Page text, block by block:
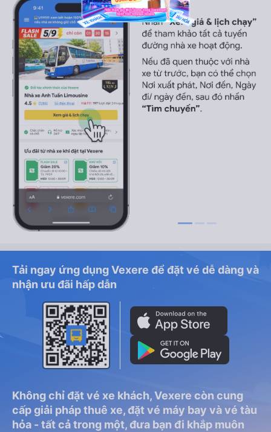
Tải ngay ứng dụng Vexere để đặt vé dễ dàng và
nhận ưu đãi hấp dẫn
Không chỉ đặt vé xe khách, Vexere còn cung
cấp giải pháp thuê xe, đặt vé máy bay và vé tàu
hỏa - tất cả trong một, đưa bạn đi khắp muôn